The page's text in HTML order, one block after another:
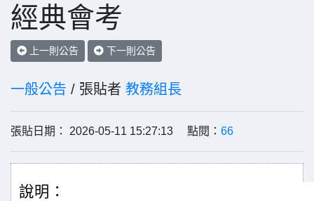
經典會考
上一則公告 下一則公告
一般公告 / 張貼者 教務組長
張貼日期： 2026-05-11 15:27:13 點閱： 66
說明：